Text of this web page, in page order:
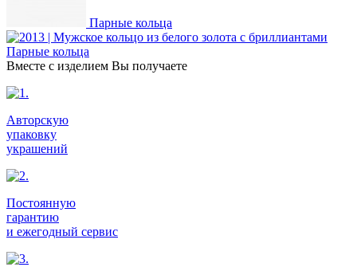
Парные кольца
Парные кольца
Вместе с изделием Вы получаете
Авторскую
упаковку
украшений
Постоянную
гарантию
и ежегодный сервис